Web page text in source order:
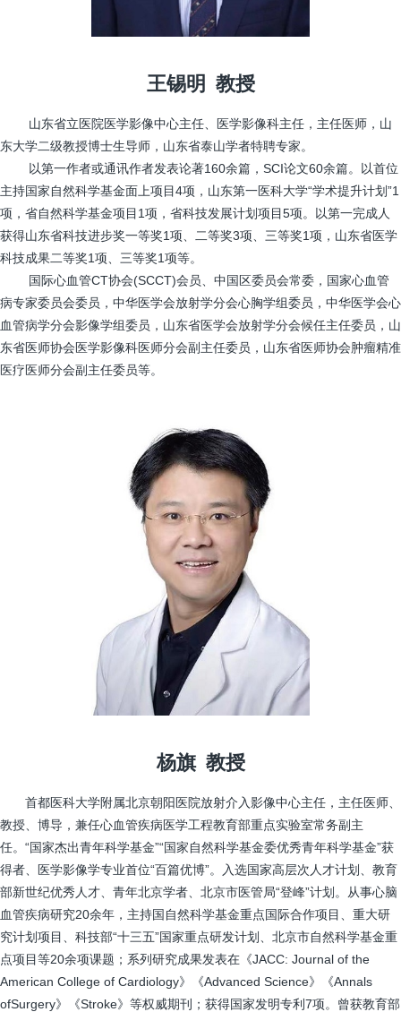
王锡明 教授
山东省立医院医学影像中心主任、医学影像科主任，主任医师，山
东大学二级教授博士生导师，山东省泰山学者特聘专家。
以第一作者或通讯作者发表论著160余篇，SCI论文60余篇。以首位
主持国家自然科学基金面上项目4项，山东第一医科大学“学术提升计划”1
项，省自然科学基金项目1项，省科技发展计划项目5项。以第一完成人
获得山东省科技进步奖一等奖1项、二等奖3项、三等奖1项，山东省医学
科技成果二等奖1项、三等奖1项等。
国际心血管CT协会(SCCT)会员、中国区委员会常委，国家心血管
病专家委员会委员，中华医学会放射学分会心胸学组委员，中华医学会心
血管病学分会影像学组委员，山东省医学会放射学分会候任主任委员，山
东省医师协会医学影像科医师分会副主任委员，山东省医师协会肿瘤精准
医疗医师分会副主任委员等。
杨旗 教授
首都医科大学附属北京朝阳医院放射介入影像中心主任，主任医师、
教授、博导，兼任心血管疾病医学工程教育部重点实验室常务副主
任。“国家杰出青年科学基金”“国家自然科学基金委优秀青年科学基金”获
得者、医学影像学专业首位“百篇优博”。入选国家高层次人才计划、教育
部新世纪优秀人才、青年北京学者、北京市医管局“登峰”计划。从事心脑
血管疾病研究20余年，主持国自然科学基金重点国际合作项目、重大研
究计划项目、科技部“十三五”国家重点研发计划、北京市自然科学基金重
点项目等20余项课题；系列研究成果发表在《JACC: Journal of the
American College of Cardiology》《Advanced Science》《Annals
ofSurgery》《Stroke》等权威期刊；获得国家发明专利7项。曾获教育部